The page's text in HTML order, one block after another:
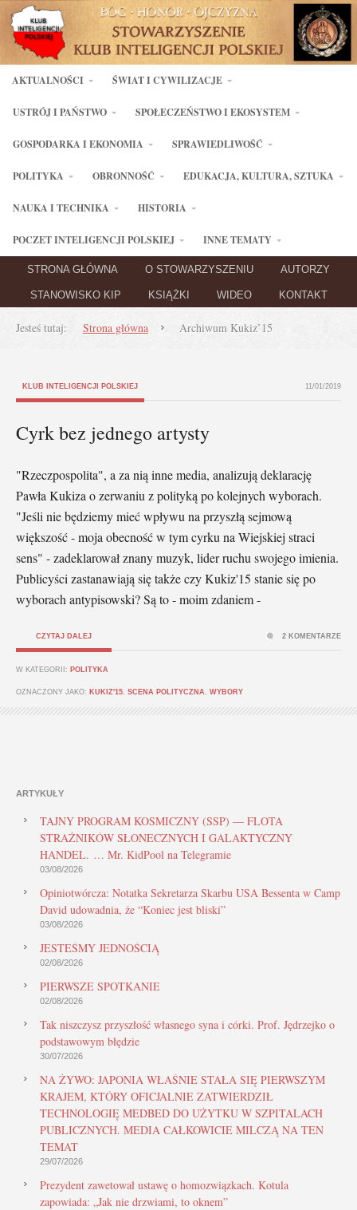
AKTUALNOŚCI ŚWIAT I CYWILIZACJE
USTRÓJ I PAŃSTWO SPOŁECZEŃSTWO I EKOSYSTEM
GOSPODARKA I EKONOMIA SPRAWIEDLIWOŚĆ
POLITYKA OBRONNOŚĆ EDUKACJA, KULTURA, SZTUKA
NAUKA I TECHNIKA HISTORIA
POCZET INTELIGENCJI POLSKIEJ INNE TEMATY
STRONA GŁÓWNA O STOWARZYSZENIU AUTORZY
STANOWISKO KIP KSIĄŻKI WIDEO KONTAKT
Jesteś tutaj: Strona główna Archiwum Kukiz’15
KLUB INTELIGENCJI POLSKIEJ 11/01/2019
Cyrk bez jednego artysty
"Rzeczpospolita", a za nią inne media, analizują deklarację
Pawła Kukiza o zerwaniu z polityką po kolejnych wyborach.
"Jeśli nie będziemy mieć wpływu na przyszłą sejmową
większość - moja obecność w tym cyrku na Wiejskiej straci
sens" - zadeklarował znany muzyk, lider ruchu swojego imienia.
Publicyści zastanawiają się także czy Kukiz'15 stanie się po
wyborach antypisowski? Są to - moim zdaniem -
CZYTAJ DALEJ
W KATEGORII: POLITYKA
OZNACZONY JAKO: KUKIZ'15 SCENA POLITYCZNA WYBORY
2 KOMENTARZE
ARTYKUŁY
TAJNY PROGRAM KOSMICZNY (SSP) — FLOTA
STRAŻNIKÓW SŁONECZNYCH I GALAKTYCZNY
HANDEL. … Mr. KidPool na Telegramie
03/08/2026
Opiniotwórcza: Notatka Sekretarza Skarbu USA Bessenta w Camp
David udowadnia, że “Koniec jest bliski”
03/08/2026
JESTEŚMY JEDNOŚCIĄ
02/08/2026
PIERWSZE SPOTKANIE
02/08/2026
Tak niszczysz przyszłość własnego syna i córki. Prof. Jędrzejko o
podstawowym błędzie
30/07/2026
NA ŻYWO: JAPONIA WŁAŚNIE STAŁA SIĘ PIERWSZYM
KRAJEM, KTÓRY OFICJALNIE ZATWIERDZIŁ
TECHNOLOGIĘ MEDBED DO UŻYTKU W SZPITALACH
PUBLICZNYCH. MEDIA CAŁKOWICIE MILCZĄ NA TEN
TEMAT
29/07/2026
Prezydent zawetował ustawę o homozwiązkach. Kotula
zapowiada: „Jak nie drzwiami, to oknem”